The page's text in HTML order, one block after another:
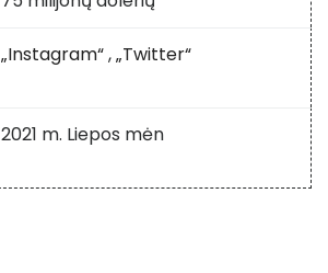
„Instagram“,„Twitter“
2021 m. Liepos mėn